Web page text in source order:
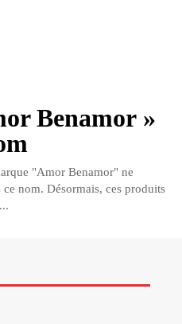
Benamor »
"Amor Benamor" ne
nom. Désormais, ces produits